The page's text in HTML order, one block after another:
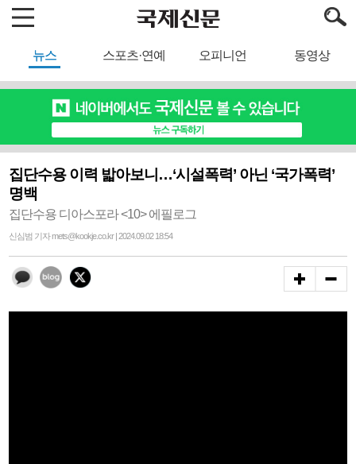
뉴스 스포츠·연예 오피니언 동영상
집단수용 이력 밟아보니…‘시설폭력’ 아닌 ‘국가폭력’
명백
집단수용 디아스포라 <10> 에필로그
신심범 기자 mets@kookje.co.kr | 2024.09.02 18:54